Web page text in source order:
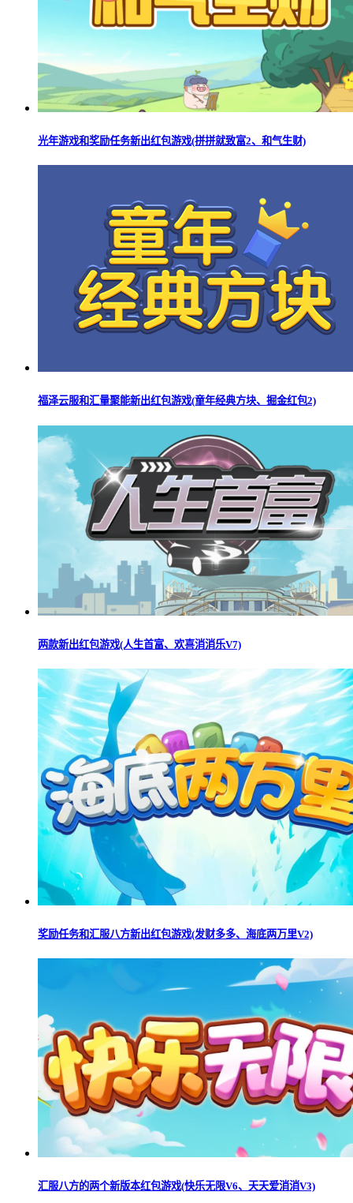
光年游戏和奖励任务新出红包游戏(拼拼就致富2、和气生财)
福泽云服和汇量聚能新出红包游戏(童年经典方块、掘金红包2)
两款新出红包游戏(人生首富、欢喜消消乐V7)
奖励任务和汇服八方新出红包游戏(发财多多、海底两万里V2)
汇服八方的两个新版本红包游戏(快乐无限V6、天天爱消消V3)